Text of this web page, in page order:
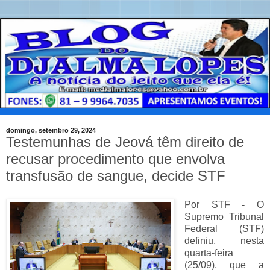
domingo, setembro 29, 2024
Testemunhas de Jeová têm direito de
recusar procedimento que envolva
transfusão de sangue, decide STF
Por STF - O
Supremo Tribunal
Federal (STF)
definiu, nesta
quarta-feira
(25/09), que a